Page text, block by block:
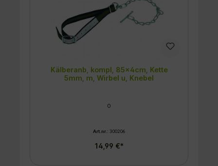
Kälberanb, kompl, 85x4cm, Kette
5mm, m, Wirbel u, Knebel
0
Art.nr.: 300206
14,99 €*